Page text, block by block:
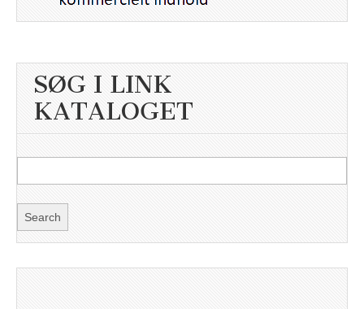
SØG I LINK
KATALOGET